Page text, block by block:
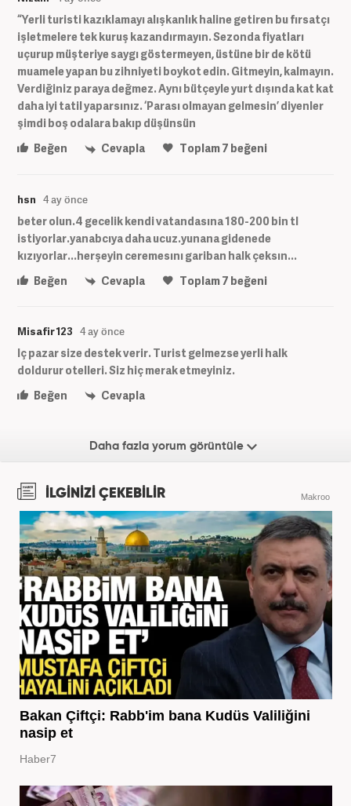
“Yerli turisti kazıklamayı alışkanlık haline getiren bu fırsatçı
işletmelere tek kuruş kazandırmayın. Sezonda fiyatları
uçurup müşteriye saygı göstermeyen, üstüne bir de kötü
muamele yapan bu zihniyeti boykot edin. Gitmeyin, kalmayın.
Verdiğiniz paraya değmez. Aynı bütçeyle yurt dışında kat kat
daha iyi tatil yaparsınız. ‘Parası olmayan gelmesin’ diyenler
şimdi boş odalara bakıp düşünsün
Beğen
Cevapla Toplam7 beğeni
hsn 4 ay önce
beter olun.4 gecelik kendi vatandasına 180-200 bin tl
istiyorlar.yanabcıya daha ucuz.yunana gidenede
kızıyorlar...herşeyin ceremesını gariban halk çeksın...
Beğen
Cevapla Toplam7 beğeni
Misafir 123 4 ay önce
Iç pazar size destek verir. Turist gelmezse yerli halk
doldurur otelleri. Siz hiç merak etmeyiniz.
Beğen
Cevapla
Daha fazla yorum görüntüle
İLGİNİZİ ÇEKEBİLİR Makroo
Bakan Çiftçi: Rabb'im bana Kudüs Valiliğini
nasip et
Haber7